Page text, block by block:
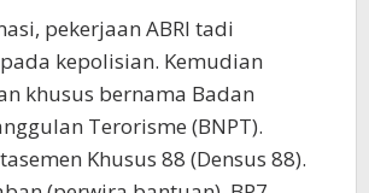
pekerjaan ABRI tadi
kepolisian. Kemudian
khusus bernama Badan
Terorisme (BNPT).
Khusus 88 (Densus 88).